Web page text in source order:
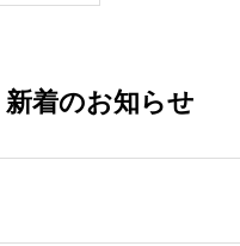
新着のお知らせ